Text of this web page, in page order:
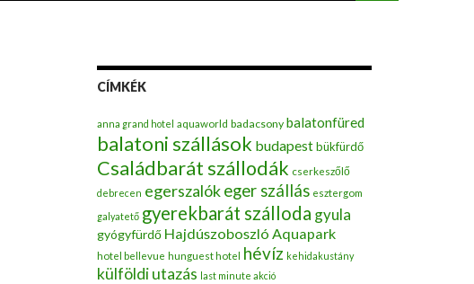
CÍMKÉK
anna grand hotel aquaworld badacsony balatonfüred
balatoni szállások budapestbükfürdő
Családbarát szállodák cserkeszőlő
debrecen egerszalókeger szállás esztergom
galyatető gyerekbarát szálloda gyula
gyógyfürdő Hajdúszoboszló Aquapark
hotel bellevue hunguest hotel hévíz kehidakustány
külföldi utazás last minute akció